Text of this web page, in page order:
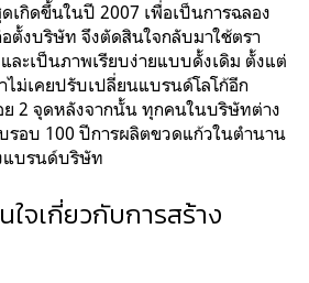
เกิดขึ้นในปี 2007 เพื่อเป็นการฉลอง
ตั้งบริษัท จึงตัดสินใจกลับมาใช้ตรา
ะเป็นภาพเรียบง่ายแบบดั้งเดิม ตั้งแต่
ม่เคยปรับเปลี่ยนแบรนด์โลโก้อีก
ย 2 จุดหลังจากนั้น ทุกคนในบริษัทต่าง
รอบ 100 ปีการผลิตขวดแก้วในตำนาน
แบรนด์บริษัท
จเกี่ยวกับการสร้าง